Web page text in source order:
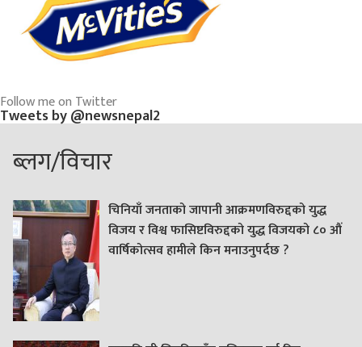
Follow me on Twitter
Tweets by @newsnepal2
ब्लग/विचार
चिनियाँ जनताको जापानी आक्रमणविरुद्दको युद्ध
विजय र विश्व फासिष्टविरुद्दको युद्ध विजयको ८० औं
वार्षिकोत्सव हामीले किन मनाउनुपर्दछ ?